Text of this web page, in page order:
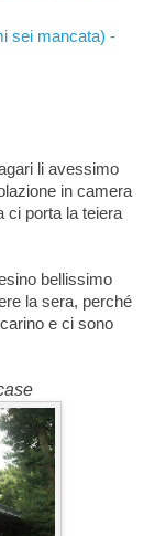
sei mancata) -
li avessimo
in camera
ci porta la teiera
bellissimo
la sera, perché
e ci sono